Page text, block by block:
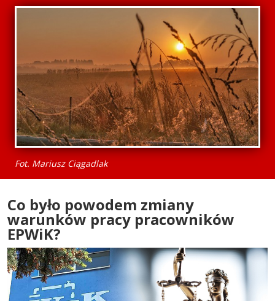
Fot. Mariusz Ciągadlak
Co było powodem zmiany
warunków pracy pracowników
EPWiK?